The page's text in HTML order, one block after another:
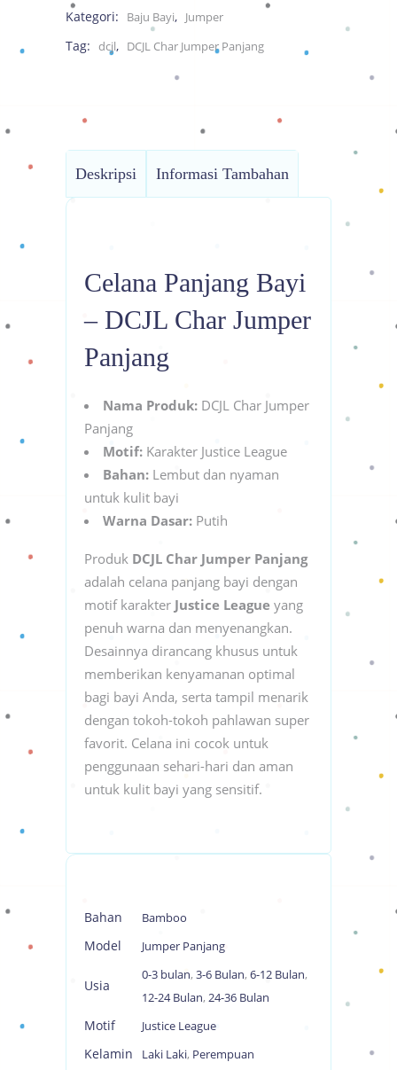
Kategori: Baju Bayi, Jumper
Tag: dcjl, DCJL Char Jumper Panjang
Deskripsi Informasi Tambahan
Celana Panjang Bayi
– DCJL Char Jumper
Panjang
Nama Produk: DCJL Char Jumper
Panjang
Motif: Karakter Justice League
Bahan: Lembut dan nyaman
untuk kulit bayi
Warna Dasar: Putih
Produk DCJL Char Jumper Panjang
adalah celana panjang bayi dengan
motif karakter Justice League yang
penuh warna dan menyenangkan.
Desainnya dirancang khusus untuk
memberikan kenyamanan optimal
bagi bayi Anda, serta tampil menarik
dengan tokoh-tokoh pahlawan super
favorit. Celana ini cocok untuk
penggunaan sehari-hari dan aman
untuk kulit bayi yang sensitif.
Bahan Bamboo
Model Jumper Panjang
Usia
0-3 bulan, 3-6 Bulan, 6-12 Bulan,
12-24 Bulan, 24-36 Bulan
Motif Justice League
Kelamin Laki Laki, Perempuan